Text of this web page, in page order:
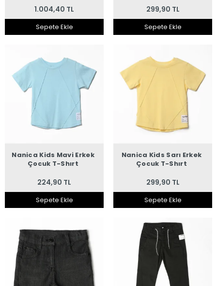
1.004,40 TL
Sepete Ekle
299,90 TL
Sepete Ekle
Nanica Kids Mavi Erkek
Çocuk T-Shırt
224,90 TL
Sepete Ekle
Nanica Kids Sarı Erkek
Çocuk T-Shırt
299,90 TL
Sepete Ekle